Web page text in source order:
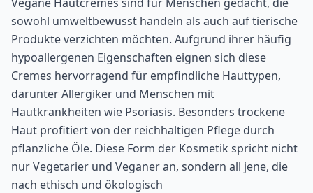
sowohl umweltbewusst handeln als auch auf tierische
Produkte verzichten möchten. Aufgrund ihrer häufig
hypoallergenen Eigenschaften eignen sich diese
Cremes hervorragend für empfindliche Hauttypen,
darunter Allergiker und Menschen mit
Hautkrankheiten wie Psoriasis. Besonders trockene
Haut profitiert von der reichhaltigen Pflege durch
pflanzliche Öle. Diese Form der Kosmetik spricht nicht
nur Vegetarier und Veganer an, sondern all jene, die
nach ethisch und ökologisch